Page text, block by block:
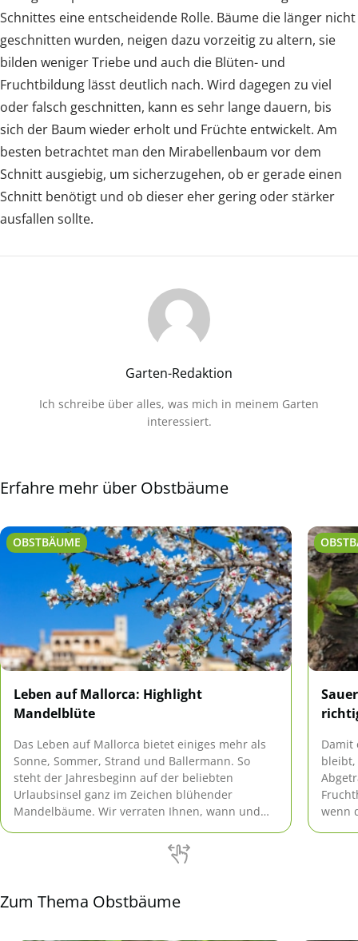
Schnittes eine entscheidende Rolle. Bäume die länger nicht
geschnitten wurden, neigen dazu vorzeitig zu altern, sie
bilden weniger Triebe und auch die Blüten- und
Fruchtbildung lässt deutlich nach. Wird dagegen zu viel
oder falsch geschnitten, kann es sehr lange dauern, bis
sich der Baum wieder erholt und Früchte entwickelt. Am
besten betrachtet man den Mirabellenbaum vor dem
Schnitt ausgiebig, um sicherzugehen, ob er gerade einen
Schnitt benötigt und ob dieser eher gering oder stärker
ausfallen sollte.
Garten-Redaktion
Ich schreibe über alles, was mich in meinem Garten
interessiert.
Erfahre mehr über Obstbäume
OBSTBÄUME
Leben auf Mallorca: Highlight
Mandelblüte
Das Leben auf Mallorca bietet einiges mehr als
Sonne, Sommer, Strand und Ballermann. So
steht der Jahresbeginn auf der beliebten
Urlaubsinsel ganz im Zeichen blühender
Mandelbäume. Wir verraten Ihnen, wann und
Damit
bleibt,
wenn
Zum Thema Obstbäume